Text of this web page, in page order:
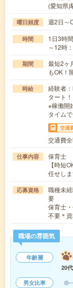
(愛知県)
曜日頻度 週2日～
時間
1日3時
～12時
期間
最短2
もOK！
時給
経験者
タート
※稼働開
タイム
交通
交通費
仕事内容
保育士
【時短
任せし
応募資格
職種未
要
保育士
不要＊
職場の雰囲気
年齢層
20代
男女比率